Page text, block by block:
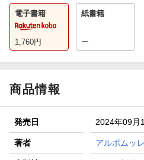
電子書籍
1,760円
紙書籍
ー
商品情報
発売日 2024年09月
著者 アルボムッ